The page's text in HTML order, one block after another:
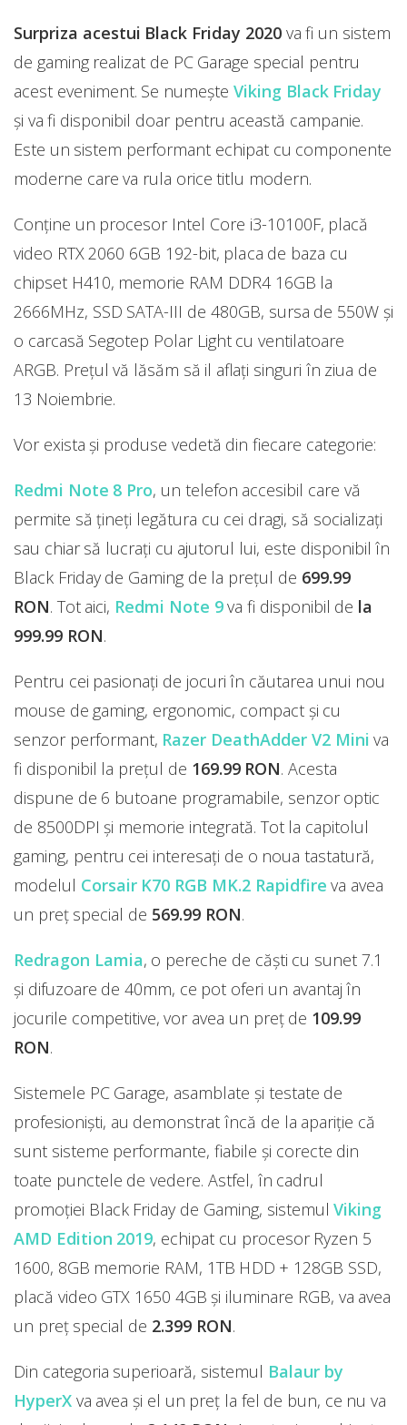
Surpriza acestui Black Friday 2020va fi un sistem
de gaming realizat de PC Garage special pentru
acest eveniment. Se numește Viking Black Friday
și va fi disponibil doar pentru această campanie.
Este un sistem performant echipat cu componente
moderne care va rula orice titlu modern.
Conține un procesor Intel Core i3-10100F, placă
video RTX 2060 6GB 192-bit, placa de baza cu
chipset H410, memorie RAM DDR4 16GB la
2666MHz, SSD SATA-III de 480GB, sursa de 550W și
o carcasă Segotep Polar Light cu ventilatoare
ARGB. Preţul vă lăsăm să il aflaţi singuri în ziua de
13 Noiembrie.
Vor exista și produse vedetă din fiecare categorie:
Redmi Note 8 Pro, un telefon accesibil care vă
permite să țineți legătura cu cei dragi, să socializați
sau chiar să lucrați cu ajutorul lui, este disponibil în
Black Friday de Gaming de la prețul de 699.99
RON. Tot aici, Redmi Note 9va fi disponibil de la
999.99 RON.
Pentru cei pasionați de jocuri în căutarea unui nou
mouse de gaming, ergonomic, compact și cu
senzor performant, Razer DeathAdder V2 Mini va
fi disponibil la prețul de 169.99 RON. Acesta
dispune de 6 butoane programabile, senzor optic
de 8500DPI și memorie integrată. Tot la capitolul
gaming, pentru cei interesați de o noua tastatură,
modelul Corsair K70 RGB MK.2 Rapidfire va avea
un preț special de 569.99 RON.
Redragon Lamia, o pereche de căști cu sunet 7.1
și difuzoare de 40mm, ce pot oferi un avantaj în
jocurile competitive, vor avea un preț de 109.99
RON.
Sistemele PC Garage, asamblate și testate de
profesioniști, au demonstrat încă de la apariție că
sunt sisteme performante, fiabile și corecte din
toate punctele de vedere. Astfel, în cadrul
promoției Black Friday de Gaming, sistemulViking
AMD Edition 2019, echipat cu procesor Ryzen 5
1600, 8GB memorie RAM, 1TB HDD + 128GB SSD,
placă video GTX 1650 4GB și iluminare RGB, va avea
un preț special de 2.399 RON.
Din categoria superioară, sistemul Balaur by
HyperX va avea şi el un preț la fel de bun, ce nu va